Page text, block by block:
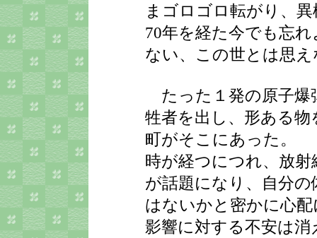
まゴロゴロ転がり、
70年を経た今でも忘
ない、この世とは思
たった１発の原子爆
牲者を出し、形ある
町がそこにあった。
時が経つにつれ、放
が話題になり、自分
はないかと密かに心
影響に対する不安は